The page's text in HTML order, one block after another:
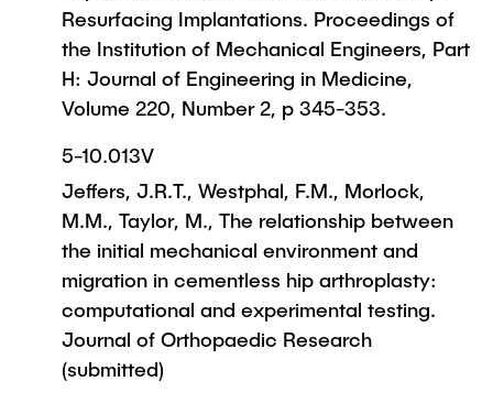
Resurfacing Implantations. Proceedings of
the Institution of Mechanical Engineers, Part
H: Journal of Engineering in Medicine,
Volume 220, Number 2, p 345-353.
5-10.013V
Jeffers, J.R.T., Westphal, F.M., Morlock,
M.M., Taylor, M., The relationship between
the initial mechanical environment and
migration in cementless hip arthroplasty:
computational and experimental testing.
Journal of Orthopaedic Research
(submitted)